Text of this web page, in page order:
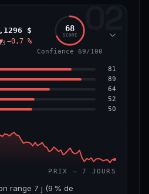
VOLUME 24 H
VAR. 30 J
−9,9 %
66/100
02
$
−0,7 %
68
SCORE
Confiance 69/100
81
89
64
52
50
PRIX — 7 JOURS
range 7 j (9 % de